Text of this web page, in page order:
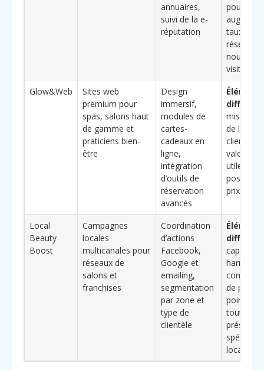
annuaires,
suivi de la e-
réputation
pour
taux de
nouveaux
visiteurs
Glow&Web
Sites web
premium pour
spas, salons haut
de gamme et
praticiens bien-
être
Design
immersif,
modules de
cartes-
cadeaux en
ligne,
intégration
d’outils de
réservation
avancés
Élément
mise en
de
client et
valeur
utile pour
prix plus
Local
Beauty
Boost
Campagnes
locales
multicanales pour
réseaux de
salons et
franchises
Coordination
d’actions
Facebook,
Google et
emailing,
segmentation
par zone et
type de
clientèle
Élément
capacité
de
points de
tout en
locales